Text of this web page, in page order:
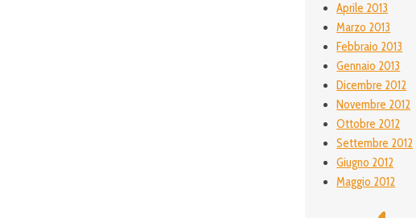
Aprile 2013
Marzo 2013
Febbraio 2013
Gennaio 2013
Dicembre 2012
Novembre 2012
Ottobre 2012
Settembre 2012
Giugno 2012
Maggio 2012